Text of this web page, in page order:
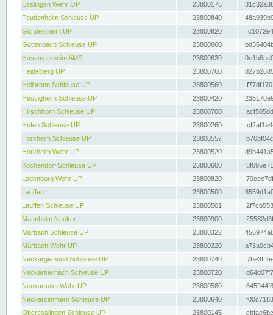
Esslingen Wehr OP
23800176
Feudenheim Schleuse UP
23800840
Gundelsheim UP
23800620
Guttenbach Schleuse UP
23800660
Hassmersheim AMS
23800630
Heidelberg UP
23800760
Heilbronn Schleuse UP
23800560
Hessigheim Schleuse UP
23800420
Hirschhorn Schleuse UP
23800700
Hofen Schleuse UP
23800260
Horkheim Schleuse UP
23800557
Horkheim Wehr UP
23800520
Kochendorf Schleuse UP
23800600
Ladenburg Wehr UP
23800820
Lauffen
23800500
Lauffen Schleuse UP
23800501
Mannheim Neckar
23800900
Marbach Schleuse UP
23800322
Marbach Wehr UP
23800320
Neckargemünd Schleuse UP
23800740
Neckarsteinach Schleuse UP
23800720
Neckarsulm Wehr UP
23800580
Neckarzimmern Schleuse UP
23800640
Oberesslingen Schleuse UP
23800145